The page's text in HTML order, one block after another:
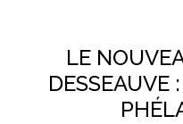
LE
DESSEAUVE